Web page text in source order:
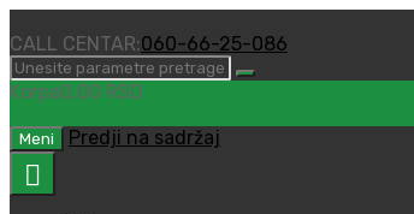
CALL CENTAR:060-66-25-086
Korpa0,00 RSD
Meni Predji na sadržaj